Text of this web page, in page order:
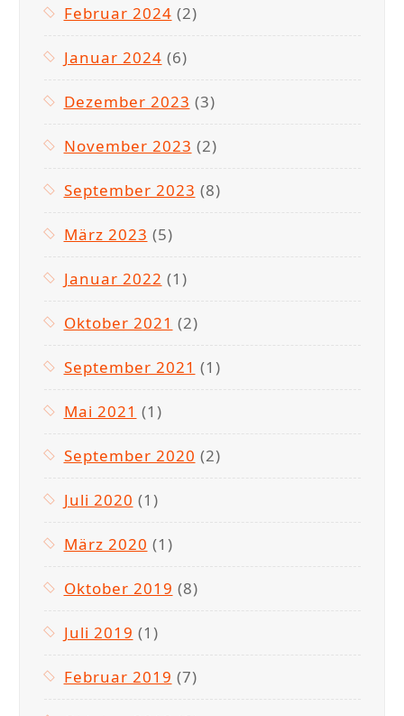
Februar 2024 (2)
Januar 2024 (6)
Dezember 2023 (3)
November 2023 (2)
September 2023 (8)
März 2023 (5)
Januar 2022 (1)
Oktober 2021 (2)
September 2021 (1)
Mai 2021 (1)
September 2020 (2)
Juli 2020 (1)
März 2020 (1)
Oktober 2019 (8)
Juli 2019 (1)
Februar 2019 (7)